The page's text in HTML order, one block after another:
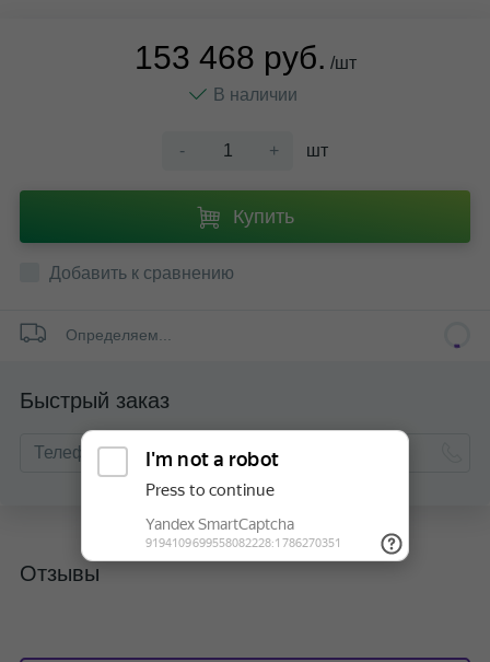
153 468 руб. /шт
В наличии
- + шт
Купить
Добавить к сравнению
Определяем...
Быстрый заказ
Отзывы